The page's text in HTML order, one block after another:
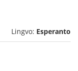
Lingvo: Esperanto